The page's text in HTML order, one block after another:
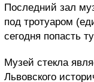
Последний зал
под тротуаром
сегодня попасть
Музей стекла
Львовского